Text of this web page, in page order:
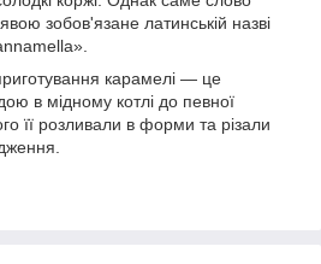
зобов'язане латинській назві
карамелі — це
в мідному котлі до певної
її розливали в форми та різали